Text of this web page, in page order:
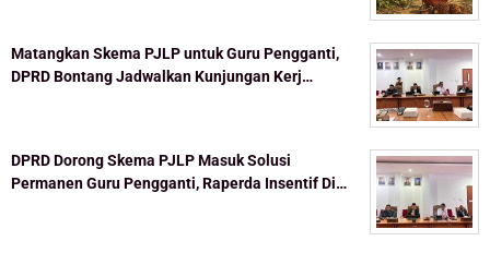
Matangkan Skema PJLP untuk Guru Pengganti,
DPRD Bontang Jadwalkan Kunjungan Kerj…
DPRD Dorong Skema PJLP Masuk Solusi
Permanen Guru Pengganti, Raperda Insentif Di…